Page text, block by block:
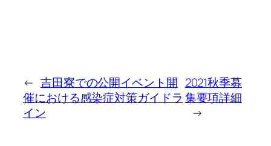
← 吉田寮での公開イベント開
催における感染症対策ガイドラ
イン
2021秋季募
集要項詳細
→